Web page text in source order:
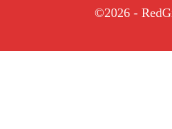
©2026 -